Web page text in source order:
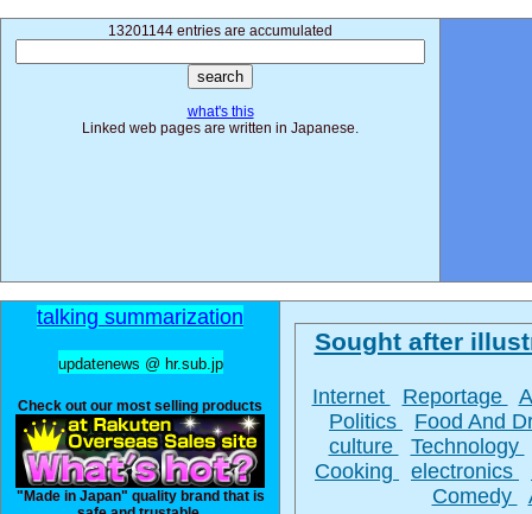
13201144 entries are accumulated
what's this
Linked web pages are written in Japanese.
talking summarization
updatenews @ hr.sub.jp
Check out our most selling products
"Made in Japan" quality brand that is
Sought after
Internet Reportage
Politics
Food And
culture
Technology
Cooking
electronics
Comedy